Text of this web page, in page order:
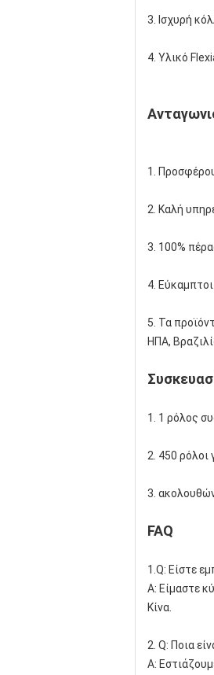
3. Ισχυρή
4. Υλικό
1.
2. Καλή
3. 100%
4.
5. Τα
ΗΠΑ,
1. 1 ρόλος
2. 450 ρόλοι
3.
FAQ
1.Q: Είστε
Α: Είμαστε
Κίνα.
2. Q: Ποια
Α: